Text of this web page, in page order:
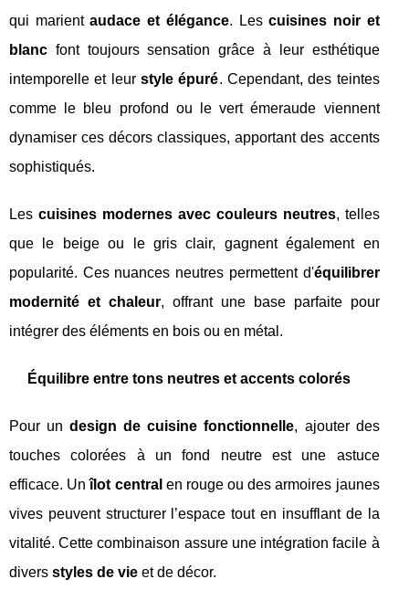
qui marientaudace et élégance. Lescuisines noir et
blanc font toujours sensation grâce à leur esthétique
intemporelle et leurstyle épuré. Cependant, des teintes
comme le bleu profond ou le vert émeraude viennent
dynamiser ces décors classiques, apportant des accents
sophistiqués.
Les cuisines modernes avec couleurs neutres, telles
que le beige ou le gris clair, gagnent également en
popularité. Ces nuances neutres permettent d'équilibrer
modernité et chaleur, offrant une base parfaite pour
intégrer des éléments en bois ou en métal.
Équilibre entre tons neutres et accents colorés
Pour undesign de cuisine fonctionnelle, ajouter des
touches colorées à un fond neutre est une astuce
efficace. Unîlot central en rouge ou des armoires jaunes
vives peuvent structurer l’espace tout en insufflant de la
vitalité. Cette combinaison assure une intégration facile à
divers styles de vie et de décor.